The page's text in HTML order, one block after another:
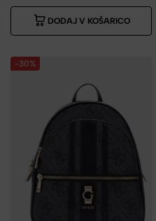
DODAJ V KOŠARICO
-30%